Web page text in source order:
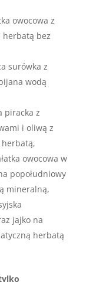
owocowa z
herbatą bez
surówka z
wodą
piracka z
i oliwą z
owocowa w
popołudniowy
mineralną,
jajko na
herbatą